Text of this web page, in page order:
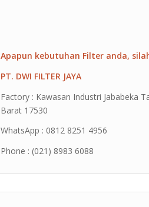
Apapun kebutuhan Filter anda,
PT. DWI FILTER JAYA
Factory : Kawasan Industri Jababeka
Barat 17530
WhatsApp : 0812 8251 4956
Phone : (021) 8983 6088